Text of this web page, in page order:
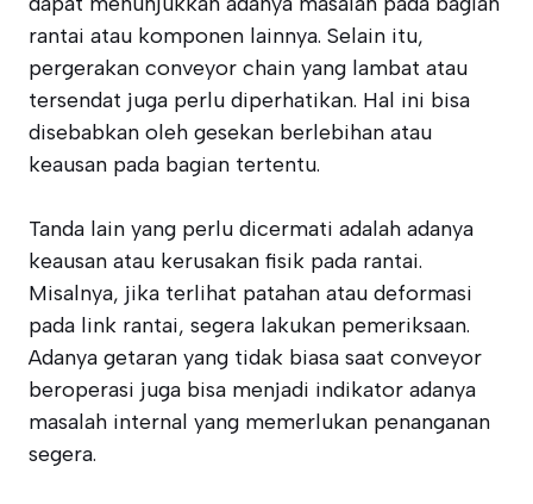
rantai atau komponen lainnya. Selain itu,
pergerakan conveyor chain yang lambat atau
tersendat juga perlu diperhatikan. Hal ini bisa
disebabkan oleh gesekan berlebihan atau
keausan pada bagian tertentu.
Tanda lain yang perlu dicermati adalah adanya
keausan atau kerusakan fisik pada rantai.
Misalnya, jika terlihat patahan atau deformasi
pada link rantai, segera lakukan pemeriksaan.
Adanya getaran yang tidak biasa saat conveyor
beroperasi juga bisa menjadi indikator adanya
masalah internal yang memerlukan penanganan
segera.